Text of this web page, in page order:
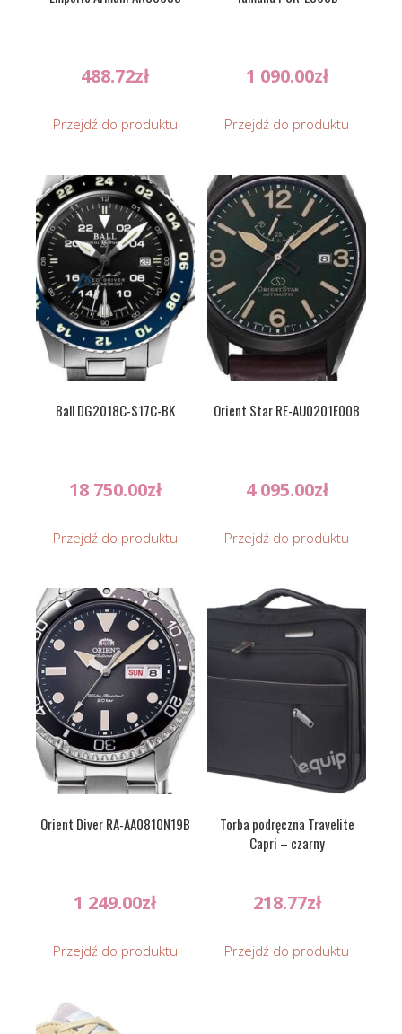
488.72zł
Przejdź do produktu
1 090.00zł
Przejdź do produktu
Ball DG2018C-S17C-BK
18 750.00zł
Przejdź do produktu
Orient Star RE-AU0201E00B
4 095.00zł
Przejdź do produktu
Orient Diver RA-AA0810N19B
1 249.00zł
Przejdź do produktu
Torba podręczna Travelite
Capri – czarny
218.77zł
Przejdź do produktu